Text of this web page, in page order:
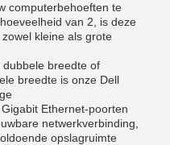
computerbehoeften te
van 2, is deze
kleine als grote
breedte of
breedte is onze Dell
Ethernet-poorten
netwerkverbinding,
opslagruimte